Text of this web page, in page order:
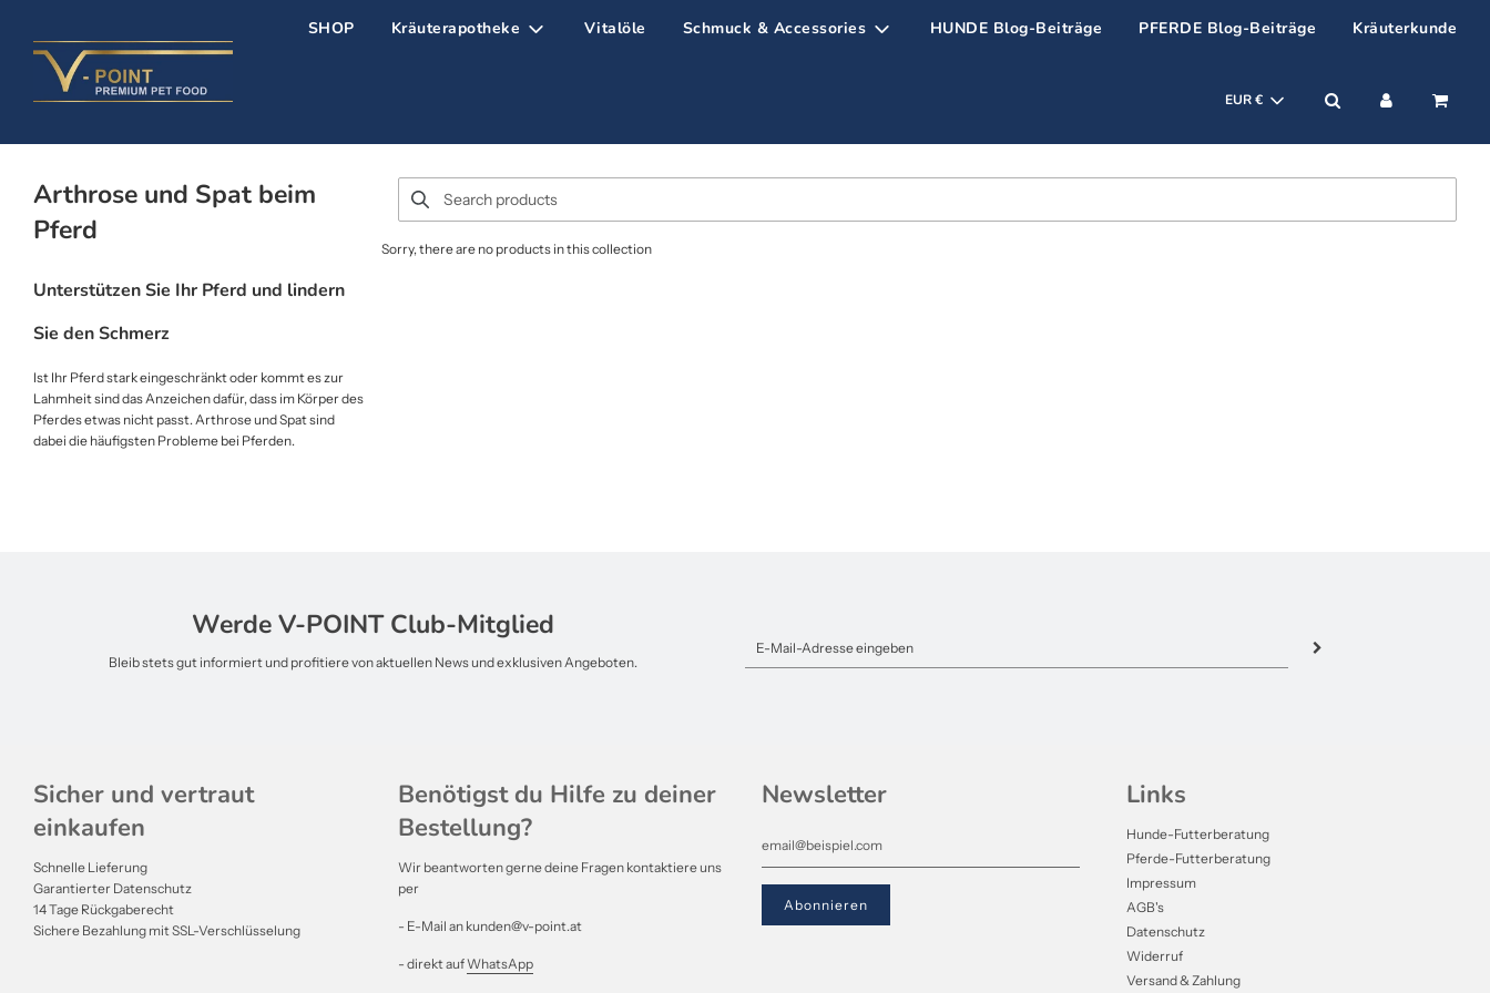
SHOP Kräuterapotheke Vitalöle Schmuck & Accessories HUNDE Blog-Beiträge PFERDE Blog-Beiträge Kräuterkunde
EUR €
Arthrose und Spat beim
Pferd
Unterstützen Sie Ihr Pferd und lindern
Sie den Schmerz
Ist Ihr Pferd stark eingeschränkt oder kommt es zur
Lahmheit sind das Anzeichen dafür, dass im Körper des
Pferdes etwas nicht passt. Arthrose und Spat sind
dabei die häufigsten Probleme bei Pferden.
Sorry, there are no products in this collection
Werde V-POINT Club-Mitglied
Bleib stets gut informiert und profitiere von aktuellen News und exklusiven Angeboten.
Sicher und vertraut
einkaufen
Schnelle Lieferung
Garantierter Datenschutz
14 Tage Rückgaberecht
Sichere Bezahlung mit SSL-Verschlüsselung
Benötigst du Hilfe zu deiner
Bestellung?
Wir beantworten gerne deine Fragen kontaktiere uns
per
- E-Mail an kunden@v-point.at
- direkt aufWhatsApp
Newsletter Links
Hunde-Futterberatung
Pferde-Futterberatung
Impressum
AGB's
Datenschutz
Widerruf
Versand & Zahlung